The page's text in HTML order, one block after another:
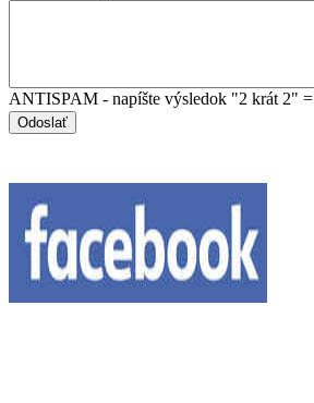
ANTISPAM - napíšte výsledok "2 krát 2" =